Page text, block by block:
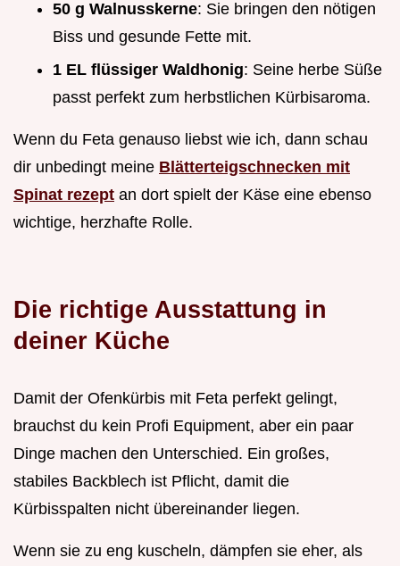
50 g Walnusskerne: Sie bringen den nötigen
Biss und gesunde Fette mit.
1 EL flüssiger Waldhonig: Seine herbe Süße
passt perfekt zum herbstlichen Kürbisaroma.
Wenn du Feta genauso liebst wie ich, dann schau
dir unbedingt meine Blätterteigschnecken mit
Spinat rezept an dort spielt der Käse eine ebenso
wichtige, herzhafte Rolle.
Die richtige Ausstattung in
deiner Küche
Damit der Ofenkürbis mit Feta perfekt gelingt,
brauchst du kein Profi Equipment, aber ein paar
Dinge machen den Unterschied. Ein großes,
stabiles Backblech ist Pflicht, damit die
Kürbisspalten nicht übereinander liegen.
Wenn sie zu eng kuscheln, dämpfen sie eher, als